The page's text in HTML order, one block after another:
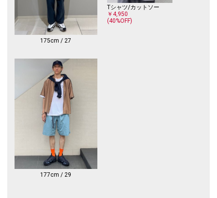
ジャパンサイズ表記 /SHIPSサイズコード
27.5cm/27（シューズ本体表記：28cm）
28.5cm/28（シューズ本体表記：29cm）
29.5cm/29（シューズ本体表記：30cm）
クトでより高いパフォーマンスを提供しています。機能性だけでなく、デ
ザイン性にも優れたプロダクトは、トレーニングやワークアウトにはもち
ろん、その他のシーンでも幅広く活躍します
【注意事項】
※末永く愛用頂く為に、アテンションタグ・洗濯ネームを必ずご確認の
上、着用又はお取り扱いください。
※撮影環境による光の当たり具合やパソコン・スマートフォンなどの閲覧
環境によって、実際の色味と異なって見える場合があります。
商品の色味は商品単体で撮影した画像をご参照ください。
※サイズ換算（表記）はあくまで目安となります。
175cm / 27
Tシャツ/カットソー
￥4,950
(40%OFF)
177cm / 29